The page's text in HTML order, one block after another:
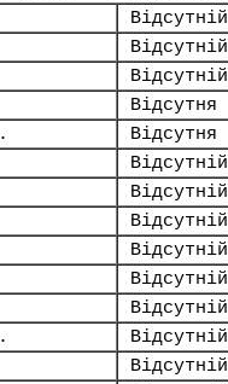
Відсутній
Відсутній
Відсутній
Відсутня
Відсутня
Відсутній
Відсутній
Відсутній
Відсутній
Відсутній
Відсутній
Відсутній
Відсутній